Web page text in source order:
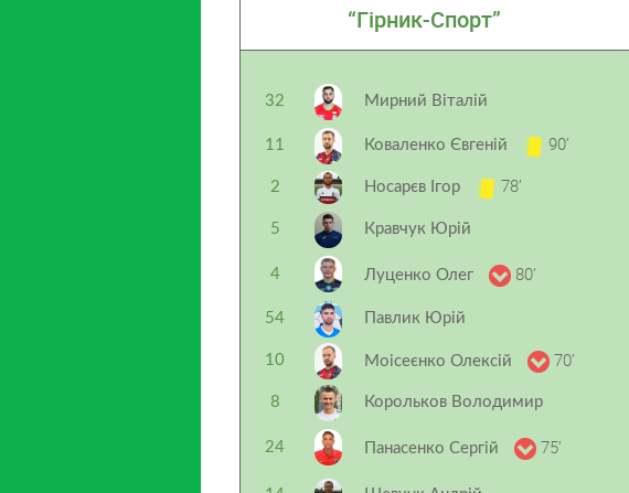
“Гірник-Спорт”
32 Мирний Віталій
11 Коваленко Євгеній 90’
2 Носарєв Ігор 78’
5 Кравчук Юрій
4 Луценко Олег 80’
54 Павлик Юрій
10 Моісеєнко Олексій 70’
8 Корольков Володимир
24 Панасенко Сергій 75’